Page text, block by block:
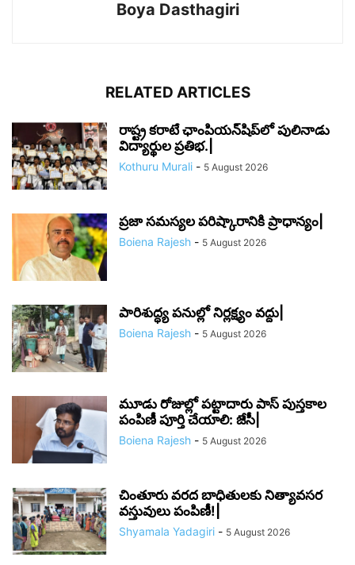
Boya Dasthagiri
RELATED ARTICLES
రాష్ట్ర కరాటే ఛాంపియన్‌షిప్‌లో పులినాడు
విద్యార్థుల ప్రతిభ.|
Kothuru Murali - 5 August 2026
ప్రజా సమస్యల పరిష్కారానికి ప్రాధాన్యం|
Boiena Rajesh - 5 August 2026
పారిశుద్ధ్య పనుల్లో నిర్లక్ష్యం వద్దు|
Boiena Rajesh - 5 August 2026
మూడు రోజుల్లో పట్టాదారు పాస్ పుస్తకాల
పంపిణీ పూర్తి చేయాలి: జేసీ|
Boiena Rajesh - 5 August 2026
చింతూరు వరద బాధితులకు నిత్యావసర
వస్తువులు పంపిణీ!|
Shyamala Yadagiri - 5 August 2026